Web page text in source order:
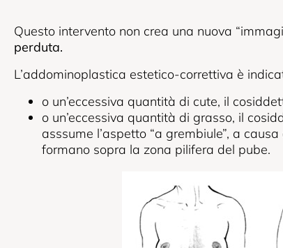
Questo intervento non crea una nuova
perduta.
L’addominoplastica estetico-correttiva è
o un’eccessiva quantità di cute, il
o un’eccessiva quantità di grasso, il
asssume l’aspetto “a grembiule”, a
formano sopra la zona pilifera del pube.